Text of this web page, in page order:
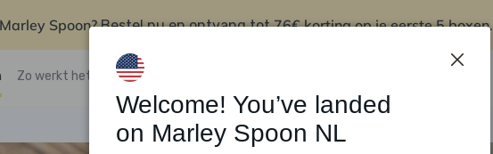
Spoon?Bestel nu en ontvang tot76€ korting op je eerste 5 boxen.
Zo werkt het Klantenservice
Welcome! You’ve landed
on Marley Spoon NL